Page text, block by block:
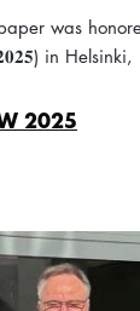
was
in Helsinki,
2025